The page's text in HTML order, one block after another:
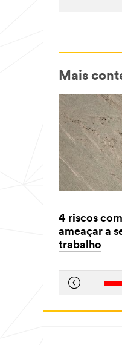
Mais
4 riscos
ameaçar a
trabalho
1901